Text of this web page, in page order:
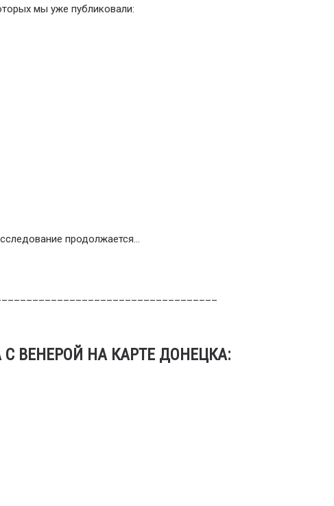
мы уже публиковали:
продолжается…
ВЕНЕРОЙ НА КАРТЕ ДОНЕЦКА: